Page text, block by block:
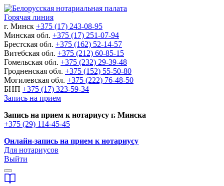
Горячая линия
г. Минск +375 (17) 243-08-95
Минская обл. +375 (17) 251-07-94
Брестская обл. +375 (162) 52-14-57
Витебская обл. +375 (212) 60-85-15
Гомельская обл. +375 (232) 29-39-48
Гродненская обл. +375 (152) 55-50-80
Могилевская обл. +375 (222) 76-48-50
БНП +375 (17) 323-59-34
Запись на прием
Запись на прием к нотариусу г. Минска
+375 (29) 114-45-45
Онлайн-запись на прием к нотариусу
Для нотариусов
Выйти